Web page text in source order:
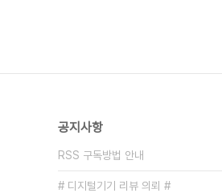
공지사항
RSS 구독방법 안내
# 디지털기기 리뷰 의뢰 #